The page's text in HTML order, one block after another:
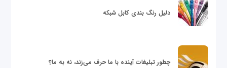
دلیل رنگ بندی کابل شبکه
چطور تبلیغات آینده با ما حرف می‌زند، نه به ما؟